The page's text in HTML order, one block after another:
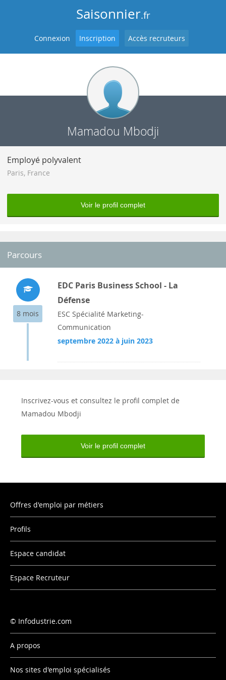
Saisonnier.fr
Connexion Inscription Accès recruteurs
Mamadou Mbodji
Employé polyvalent
Paris, France
Voir le profil complet
Parcours
8 mois
EDC Paris Business School - La
Défense
ESC Spécialité Marketing-
Communication
septembre 2022 à juin 2023
Inscrivez-vous et consultez le profil complet de
Mamadou Mbodji
Voir le profil complet
Offres d'emploi par métiers
Profils
Espace candidat
Espace Recruteur
Infodustrie.com
A propos
Nos sites d'emploi spécialisés